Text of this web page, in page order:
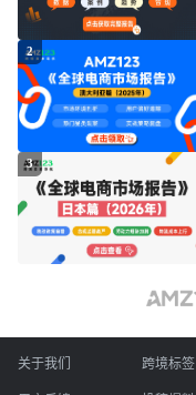
2
3
关于我们 跨境标签